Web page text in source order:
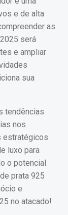
e de alta
as
será
e ampliar
sua
tendências
nos
estratégicos
luxo para
o potencial
prata 925
e
no atacado!